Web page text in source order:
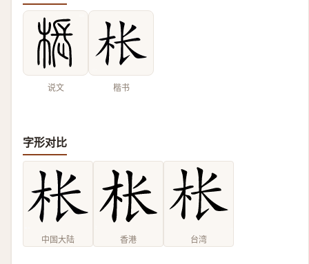
说文 楷书
字形对比
中国大陆 香港 台湾